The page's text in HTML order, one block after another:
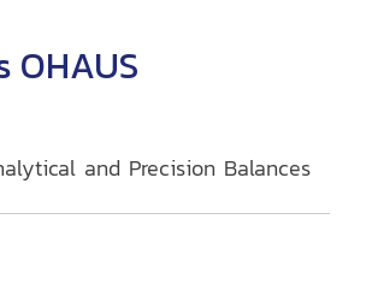
OHAUS
and Precision Balances